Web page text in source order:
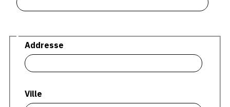
À PROPOS
CGU
Adresse
Addresse
Ville